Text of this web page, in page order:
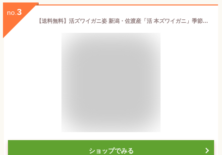
no. 3
【送料無料】活ズワイガニ姿 新潟・佐渡産「活 本ズワイガニ」季節限定（生 本ずわい蟹）400g以上 2杯
ショップでみる